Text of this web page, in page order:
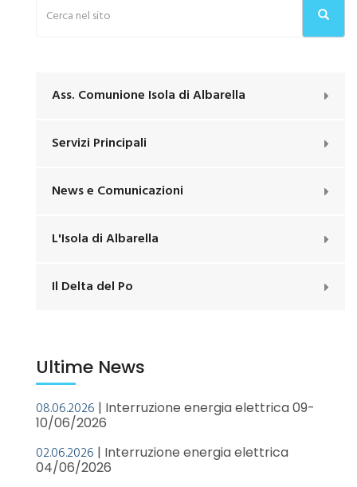
Ass. Comunione Isola di Albarella
Servizi Principali
News e Comunicazioni
L'Isola di Albarella
Il Delta del Po
Ultime News
08.06.2026 | Interruzione energia elettrica 09-
10/06/2026
02.06.2026 | Interruzione energia elettrica
04/06/2026